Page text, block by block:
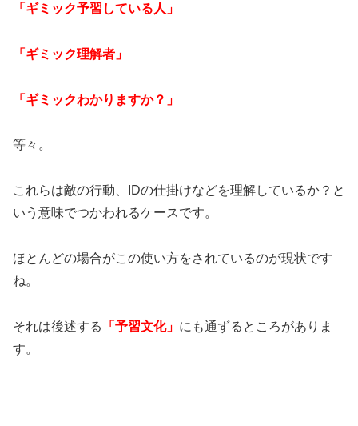
「ギミック予習している人」
「ギミック理解者」
「ギミックわかりますか？」
等々。
これらは敵の行動、IDの仕掛けなどを理解しているか？と
いう意味でつかわれるケースです。
ほとんどの場合がこの使い方をされているのが現状です
ね。
それは後述する 「予習文化」 にも通ずるところがありま
す。